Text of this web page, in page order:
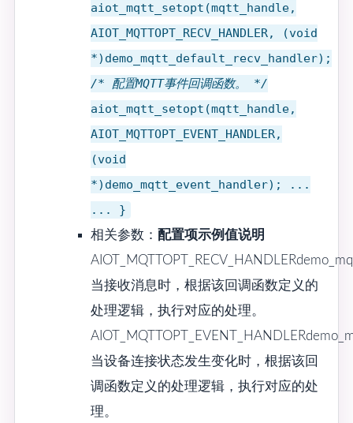
aiot_mqtt_setopt(mqtt_handle,
AIOT_MQTTOPT_RECV_HANDLER, (void
*)demo_mqtt_default_recv_handler);
/* 配置MQTT事件回调函数。 */
aiot_mqtt_setopt(mqtt_handle,
AIOT_MQTTOPT_EVENT_HANDLER,
(void
*)demo_mqtt_event_handler); ...
... }
相关参数： 配置项示例值说明
当接收消息时，根据该回调函数定义的
处理逻辑，执行对应的处理。
当设备连接状态发生变化时，根据该回
调函数定义的处理逻辑，执行对应的处
理。